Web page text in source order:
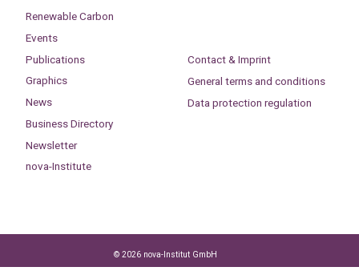
Renewable Carbon
Events
Publications
Graphics
News
Business Directory
Newsletter
nova-Institute
Contact & Imprint
General terms and conditions
Data protection regulation
© 2026 nova-Institut GmbH